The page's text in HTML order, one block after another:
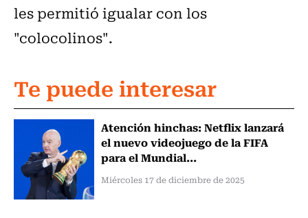
les permitió igualar con los
"colocolinos".
Te puede interesar
Atención hinchas: Netflix lanzará
el nuevo videojuego de la FIFA
para el Mundial...
Miércoles 17 de diciembre de 2025